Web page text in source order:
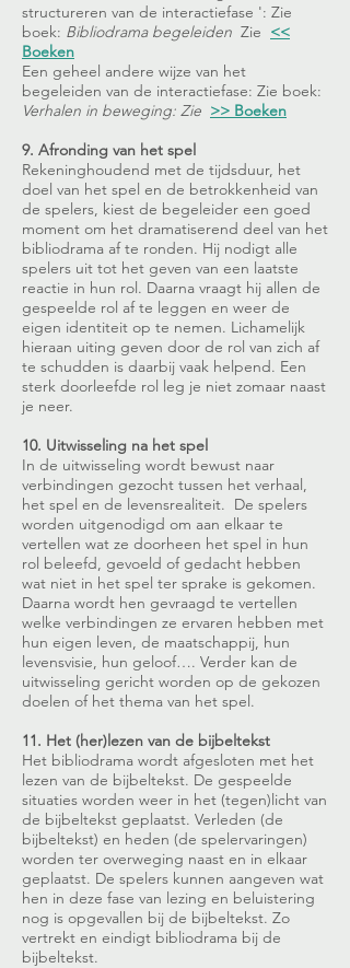
structureren van de interactiefase ': Zie
boek: Bibliodrama begeleiden Zie <<
Boeken
Een geheel andere wijze van het
begeleiden van de interactiefase: Zie boek:
Verhalen in beweging: Zie >> Boeken
9. Afronding van het spel
Rekeninghoudend met de tijdsduur, het
doel van het spel en de betrokkenheid van
de spelers, kiest de begeleider een goed
moment om het dramatiserend deel van het
bibliodrama af te ronden. Hij nodigt alle
spelers uit tot het geven van een laatste
reactie in hun rol. Daarna vraagt hij allen de
gespeelde rol af te leggen en weer de
eigen identiteit op te nemen. Lichamelijk
hieraan uiting geven door de rol van zich af
te schudden is daarbij vaak helpend. Een
sterk doorleefde rol leg je niet zomaar naast
je neer.
10. Uitwisseling na het spel
In de uitwisseling wordt bewust naar
verbindingen gezocht tussen het verhaal,
het spel en de levensrealiteit. De spelers
worden uitgenodigd om aan elkaar te
vertellen wat ze doorheen het spel in hun
rol beleefd, gevoeld of gedacht hebben
wat niet in het spel ter sprake is gekomen.
Daarna wordt hen gevraagd te vertellen
welke verbindingen ze ervaren hebben met
hun eigen leven, de maatschappij, hun
levensvisie, hun geloof…. Verder kan de
uitwisseling gericht worden op de gekozen
doelen of het thema van het spel.
11. Het (her)lezen van de bijbeltekst
Het bibliodrama wordt afgesloten met het
lezen van de bijbeltekst. De gespeelde
situaties worden weer in het (tegen)licht van
de bijbeltekst geplaatst. Verleden (de
bijbeltekst) en heden (de spelervaringen)
worden ter overweging naast en in elkaar
geplaatst. De spelers kunnen aangeven wat
hen in deze fase van lezing en beluistering
nog is opgevallen bij de bijbeltekst. Zo
vertrekt en eindigt bibliodrama bij de
bijbeltekst.